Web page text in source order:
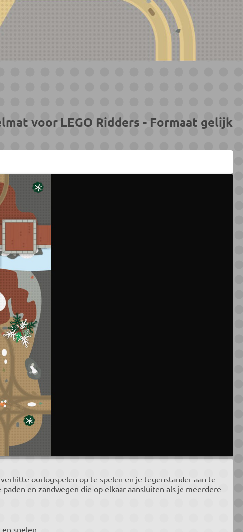
voor LEGO Ridders - Formaat gelijk
oorlogspelen op te spelen en je tegenstander aan te
en zandwegen die op elkaar aansluiten als je meerdere
spelen